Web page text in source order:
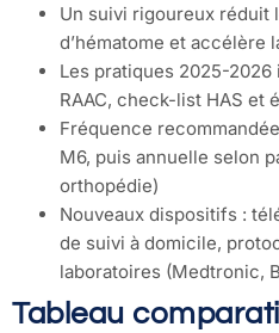
Un suivi rigoureux réduit
d’hématome et
Les pratiques 2025-
RAAC, check-list HAS et
Fréquence
M6, puis annuelle selon
orthopédie)
Nouveaux dispositifs :
de suivi à domicile,
laboratoires (Medtronic,
Tableau